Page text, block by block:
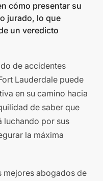
cómo presentar su
jurado, lo que
un veredicto
de accidentes
Lauderdale puede
en su camino hacia
de saber que
luchando por sus
la máxima
mejores abogados de